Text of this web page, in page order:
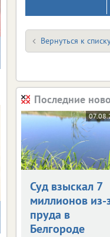
Вернуться к
Последние
Суд взыскал 7
миллионов из-
пруда в
Белгороде